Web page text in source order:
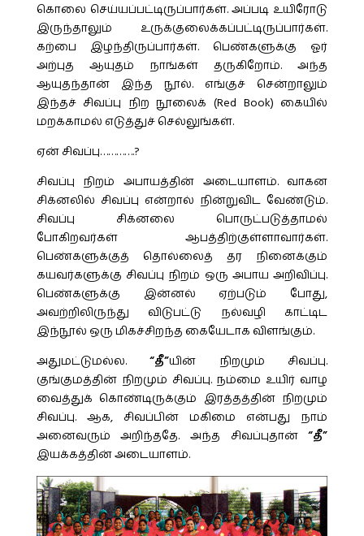
கொலை செய்யப்பட்டிருப்பார்கள். அப்படி உயிரோடு
இருந்தாலும் உருக்குலைக்கப்பட்டிருப்பார்கள்.
கற்பை இழந்திருப்பார்கள். பெண்களுக்கு ஓர்
அற்புத ஆயுதம் நாங்கள் தருகிறோம். அந்த
ஆயுதந்தான் இந்த நூல். எங்குச் சென்றாலும்
இந்தச் சிவப்பு நிற நூலைக் (Red Book) கையில்
மறக்காமல் எடுத்துச் செல்லுங்கள்.
ஏன் சிவப்பு………….?
சிவப்பு நிறம் அபாயத்தின் அடையாளம். வாகன
சிக்னலில் சிவப்பு என்றால் நின்றுவிட வேண்டும்.
சிவப்பு சிக்னலை பொருட்படுத்தாமல்
போகிறவர்கள் ஆபத்திற்குள்ளாவார்கள்.
பெண்களுக்குத் தொல்லைத் தர நினைக்கும்
கயவர்களுக்கு சிவப்பு நிறம் ஒரு அபாய அறிவிப்பு.
பெண்களுக்கு இன்னல் ஏற்படும் போது,
அவற்றிலிருந்து விடுபட்டு நல்வழி காட்டிட
இந்நூல் ஒரு மிகச்சிறந்த கையேடாக விளங்கும்.
அதுமட்டுமல்ல.“தீ”யின் நிறமும் சிவப்பு.
குங்குமத்தின் நிறமும் சிவப்பு. நம்மை உயிர் வாழ
வைத்துக் கொண்டிருக்கும் இரத்தத்தின் நிறமும்
சிவப்பு. ஆக, சிவப்பின் மகிமை என்பது நாம்
அனைவரும் அறிந்ததே. அந்த சிவப்புதான்“தீ”
இயக்கத்தின் அடையாளம்.